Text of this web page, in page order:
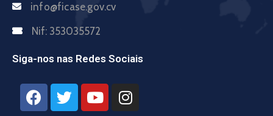
info@ficase.gov.cv
Nif: 353035572
Siga-nos nas Redes Sociais